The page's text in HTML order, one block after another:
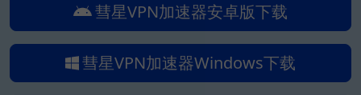
彗星VPN加速器安卓版下载
彗星VPN加速器Windows下载